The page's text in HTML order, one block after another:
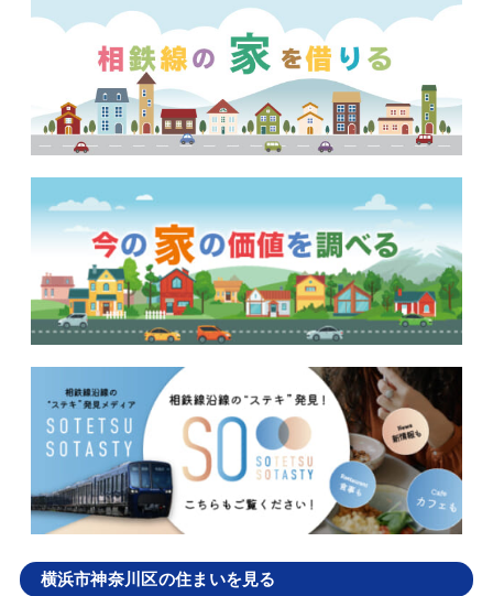
横浜市神奈川区の住まいを見る